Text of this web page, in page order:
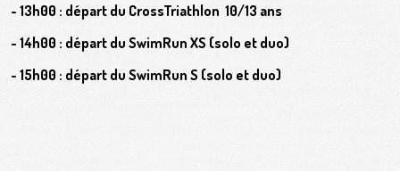
- 13h00 : départ du CrossTriathlon 10/13 ans
- 14h00 : départ du SwimRun XS (solo et duo)
- 15h00 : départ du SwimRun S (solo et duo)